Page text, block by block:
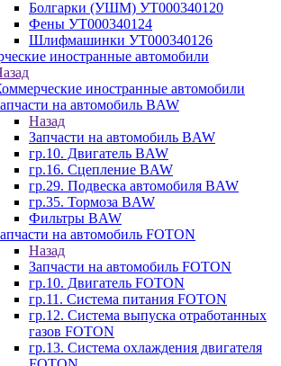
Болгарки (УШМ) УТ000340120
Фены УТ000340124
Шлифмашинки УТ000340126
иностранные автомобили
иностранные автомобили
на автомобиль BAW
Назад
Запчасти на автомобиль BAW
гр.10. Двигатель BAW
гр.16. Сцепление BAW
гр.29. Подвеска автомобиля BAW
гр.35. Тормоза BAW
Фильтры BAW
на автомобиль FOTON
Назад
Запчасти на автомобиль FOTON
гр.10. Двигатель FOTON
гр.11. Система питания FOTON
гр.12. Система выпуска отработанных
газов FOTON
гр.13. Система охлаждения двигателя